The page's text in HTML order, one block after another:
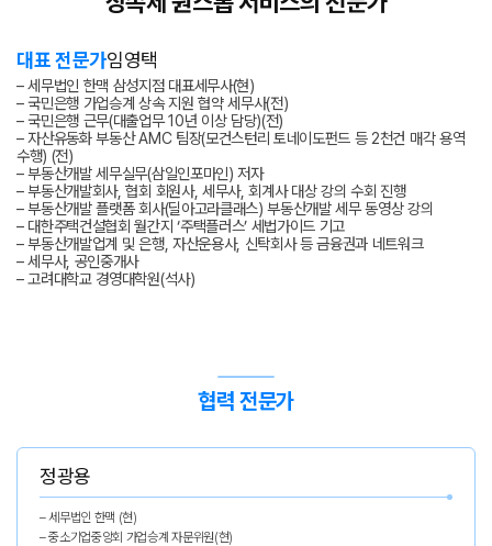
대표 전문가임영택
– 세무법인 한맥 삼성지점 대표세무사(현)
– 국민은행 가업승계 상속 지원 협약 세무사(전)
– 국민은행 근무(대출업무 10년 이상 담당)(전)
– 자산유동화 부동산 AMC 팀장(모건스턴리 토네이도펀드 등 2천건 매각 용역
수행) (전)
– 부동산개발 세무실무(삼일인포마인) 저자
– 부동산개발회사, 협회 회원사, 세무사, 회계사 대상 강의 수회 진행
– 부동산개발 플랫폼 회사(딜아고라클래스) 부동산개발 세무 동영상 강의
– 대한주택건설협회 월간지 ‘주택플러스’ 세법가이드 기고
– 부동산개발업계 및 은행, 자산운용사, 신탁회사 등 금융권과 네트워크
– 세무사, 공인중개사
– 고려대학교 경영대학원(석사)
협력 전문가
정광용
– 세무법인 한맥 (현)
– 중소기업중앙회 가업승계 자문위원(현)